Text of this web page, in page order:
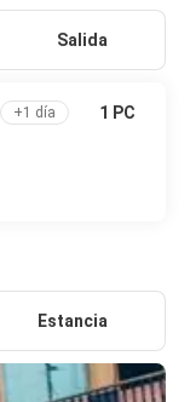
Salida
+1 día 1 PC
Estancia